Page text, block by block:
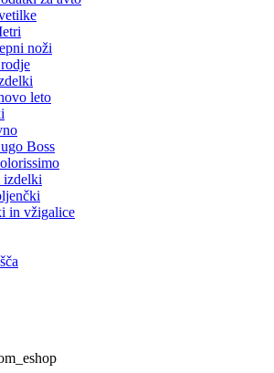
noži
leto
Boss
izdelki
in vžigalice